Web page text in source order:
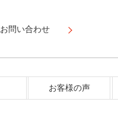
お問い合わせ
お客様の声